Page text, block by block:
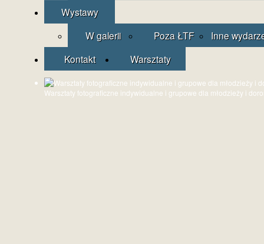
Wystawy
W galerii
Poza ŁTF
Inne
Kontakt
Warsztaty
Warsztaty fotograficzne indywidualne i grupowe dla młodzieży i